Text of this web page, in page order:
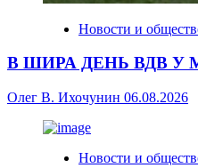
Новости и
В ШИРА ДЕНЬ ВДВ У
Олег В. Ихочунин 06.08.2026
Новости и